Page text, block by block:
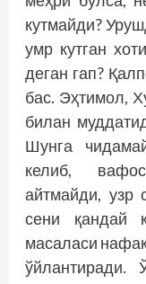
кутмайди?
умр кутган
деган гап?
бас. Эҳтимол,
билан
Шунга
келиб,
айтмайди, узр
сени қандай
масаласи
ўйлантиради.